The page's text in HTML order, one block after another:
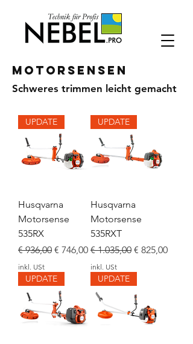
Motorsensen
Schweres trimmen leicht gemacht
UPDATE
Husqvarna
Motorsense
535RX
Standardpreis
€ 936,00 Sale-Preis
€ 746,00
inkl. USt
UPDATE
Husqvarna
Motorsense
535RXT
Standardpreis
€ 1.035,00 Sale-Preis
€ 825,00
inkl. USt
UPDATE UPDATE